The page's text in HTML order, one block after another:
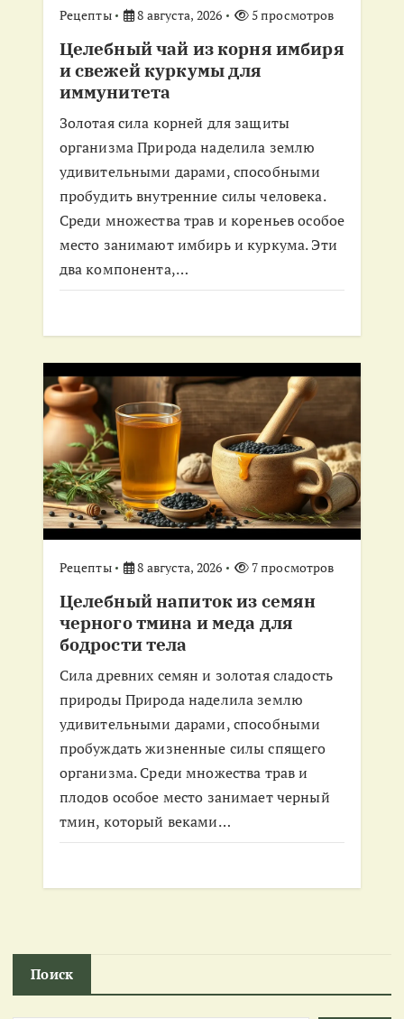
Рецепты 8 августа, 2026 5 просмотров
Целебный чай из корня имбиря
и свежей куркумы для
иммунитета
Золотая сила корней для защиты
организма Природа наделила землю
удивительными дарами, способными
пробудить внутренние силы человека.
Среди множества трав и кореньев особое
место занимают имбирь и куркума. Эти
два компонента,…
Рецепты 8 августа, 2026 7 просмотров
Целебный напиток из семян
черного тмина и меда для
бодрости тела
Сила древних семян и золотая сладость
природы Природа наделила землю
удивительными дарами, способными
пробуждать жизненные силы спящего
организма. Среди множества трав и
плодов особое место занимает черный
тмин, который веками…
Поиск